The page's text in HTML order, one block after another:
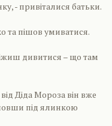
- привіталися батьки.
та пішов умиватися.
дивитися – що там
Діда Мороза він вже
під ялинкою